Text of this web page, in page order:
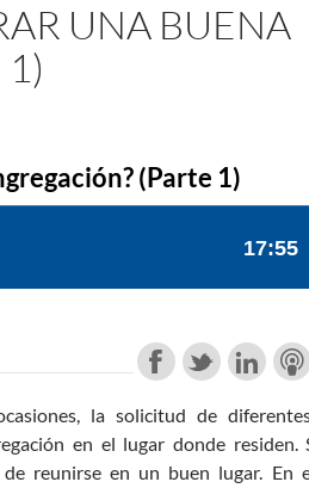
UNA BUENA
(Parte 1)
la solicitud de
en el lugar donde residen.
reunirse en un buen lugar. En